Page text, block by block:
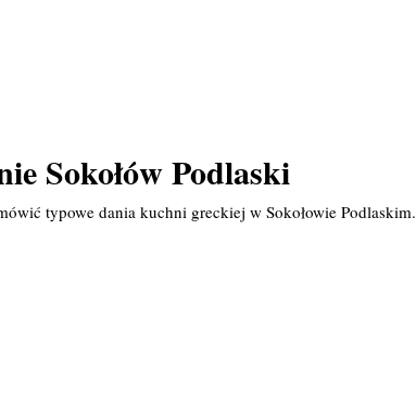
Sokołów Podlaski
typowe dania kuchni greckiej w Sokołowie Podlaskim.